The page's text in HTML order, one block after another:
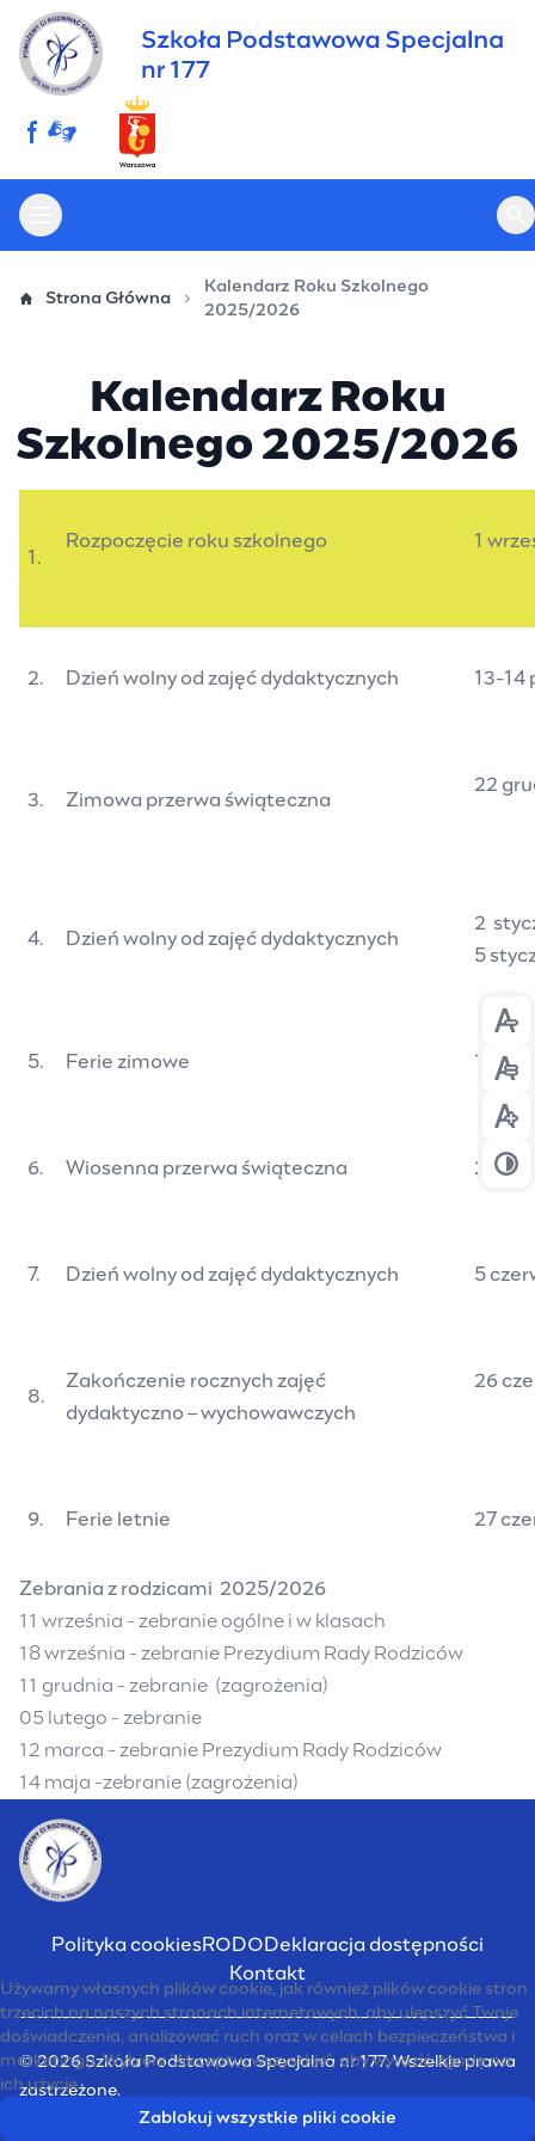
Przejdź
do
treści
Otwórz menu główne
Strona Główna
Kalendarz Roku Szkolnego
2025/2026
Kalendarz Roku
Szkolnego 2025/2026
1.
Rozpoczęcie roku szkolnego 1
2. Dzień wolny od zajęć dydaktycznych 13-14
3. Zimowa przerwa świąteczna
22
4. Dzień wolny od zajęć dydaktycznych
2
5
5. Ferie zimowe 19 -
6. Wiosenna przerwa świąteczna 2 - 7
7. Dzień wolny od zajęć dydaktycznych 5
8.
Zakończenie rocznych zajęć
dydaktyczno – wychowawczych
26
9. Ferie letnie 27
Zebrania z rodzicami 2025/2026
11 września - zebranie ogólne i w klasach
18 września - zebranie Prezydium Rady Rodziców
11 grudnia - zebranie (zagrożenia)
05 lutego - zebranie
12 marca - zebranie Prezydium Rady Rodziców
14 maja -zebranie (zagrożenia)
Polityka cookiesRODO Deklaracja dostępności
Kontakt
© 2026 Szkoła Podstawowa Specjalna nr 177. Wszelkie prawa
zastrzeżone.
Używamy własnych plików cookie, jak również plików cookie stron
trzecich na naszych stronach internetowych, aby ulepszyć Twoje
doświadczenia, analizować ruch oraz w celach bezpieczeństwa i
marketingu. Wybierz "Akceptuj wszystkie", aby wyrazić zgodę na
ich użycie.
Zablokuj wszystkie pliki cookie